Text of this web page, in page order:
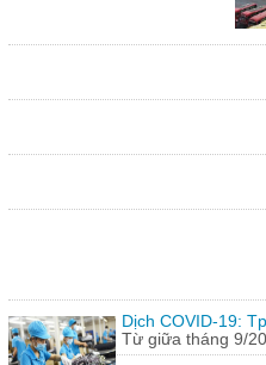
Dịch COVID-19:
Từ giữa tháng 9/